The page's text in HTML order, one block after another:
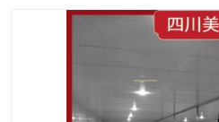
成都冻库，成都冻库价格
南充冻库设计,南充冻库安